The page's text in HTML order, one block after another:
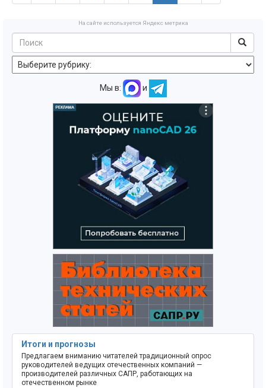
На сайте используется Яндекс метрика
Мы в: и
Итоги и прогнозы
Предлагаем вниманию читателей традиционный опрос
руководителей ведущих отечественных компаний —
производителей различных САПР, работающих на
отечественном рынке